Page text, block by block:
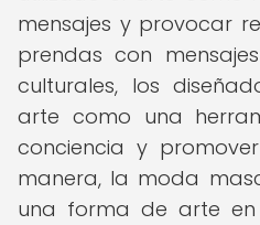
mensajes y provocar
prendas con
culturales, los
arte como una
conciencia y
manera, la moda
una forma de arte